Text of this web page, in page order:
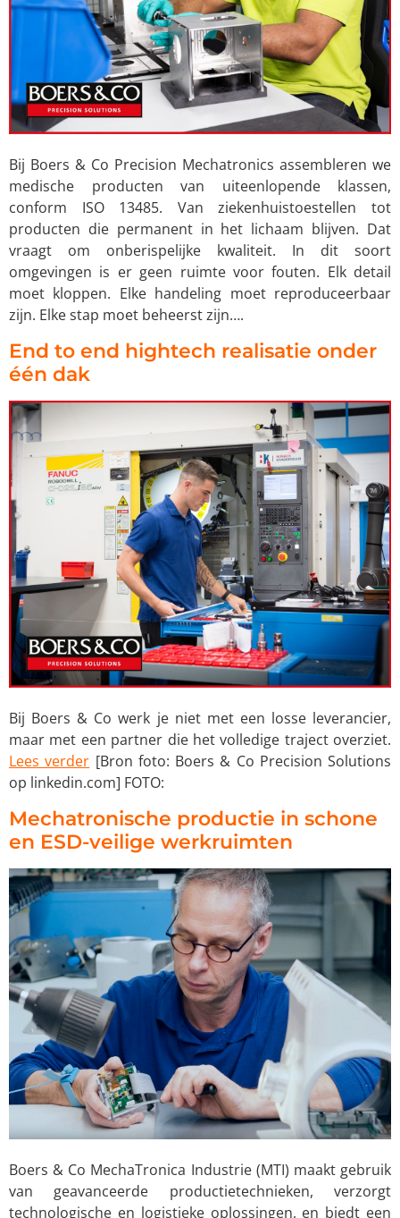
Bij Boers & Co Precision Mechatronics assembleren we
medische producten van uiteenlopende klassen,
conform ISO 13485. Van ziekenhuistoestellen tot
producten die permanent in het lichaam blijven. Dat
vraagt om onberispelijke kwaliteit. In dit soort
omgevingen is er geen ruimte voor fouten. Elk detail
moet kloppen. Elke handeling moet reproduceerbaar
zijn. Elke stap moet beheerst zijn….
End to end hightech realisatie onder
één dak
Bij Boers & Co werk je niet met een losse leverancier,
maar met een partner die het volledige traject overziet.
Lees verder [Bron foto: Boers & Co Precision Solutions
op linkedin.com] FOTO:
Mechatronische productie in schone
en ESD-veilige werkruimten
Boers & Co MechaTronica Industrie (MTI) maakt gebruik
van geavanceerde productietechnieken, verzorgt
technologische en logistieke oplossingen, en biedt een